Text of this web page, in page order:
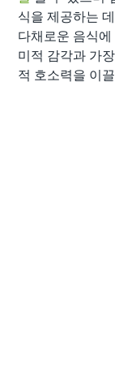
식을 제공하는
다채로운 음식에
미적 감각과 가
적 호소력을 이